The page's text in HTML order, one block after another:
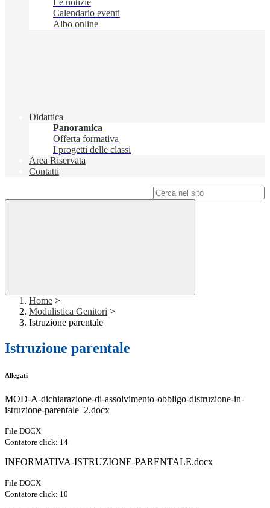
Le notizie
Calendario eventi
Albo online
Didattica
Panoramica
Offerta formativa
I progetti delle classi
Area Riservata
Contatti
Home >
Modulistica Genitori >
Istruzione parentale
Istruzione parentale
Allegati
MOD-A-dichiarazione-di-assolvimento-obbligo-distruzione-in-
istruzione-parentale_2.docx
File DOCX
Contatore click: 14
INFORMATIVA-ISTRUZIONE-PARENTALE.docx
File DOCX
Contatore click: 10